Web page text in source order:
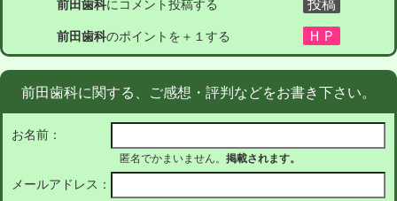
前田歯科にコメント投稿する
前田歯科のポイントを＋１する
前田歯科に関する、ご感想・評判などをお書き下さい。
お名前：
匿名でかまいません。 掲載されます。
メールアドレス：